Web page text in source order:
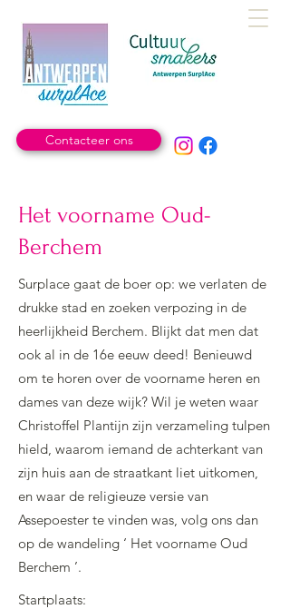
Contacteer ons
Het voorname Oud-
Berchem
Surplace gaat de boer op: we verlaten de
drukke stad en zoeken verpozing in de
heerlijkheid Berchem. Blijkt dat men dat
ook al in de 16e eeuw deed! Benieuwd
om te horen over de voorname heren en
dames van deze wijk? Wil je weten waar
Christoffel Plantijn zijn verzameling tulpen
hield, waarom iemand de achterkant van
zijn huis aan de straatkant liet uitkomen,
en waar de religieuze versie van
Assepoester te vinden was, volg ons dan
op de wandeling ‘ Het voorname Oud
Berchem ’.
Startplaats: